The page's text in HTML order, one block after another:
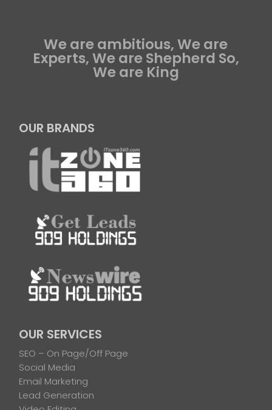
We are ambitious, We are
Experts, We are Shepherd So,
We are King
OUR BRANDS
OUR SERVICES
SEO – On Page/Off Page
Social Media
Email Marketing
Lead Generation